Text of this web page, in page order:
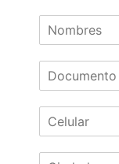
despachamos
tenemos sucursal.